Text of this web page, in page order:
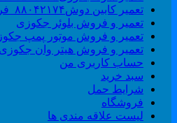
تعمیر کابین دوش۸۸۰۴۲۱۷۴_فروش کابین دوش
تعمیر و فروش بلوئر جکوزی
تعمیر و فروش موتور پمپ جکوزی
تعمیر و فروش هیتر وان جکوزی
حساب کاربری من
سبد خرید
شرایط حمل
فروشگاه
لیست علاقه مندی ها